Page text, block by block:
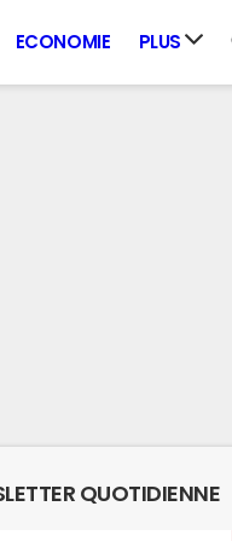
ECONOMIE PLUS
QUOTIDIENNE